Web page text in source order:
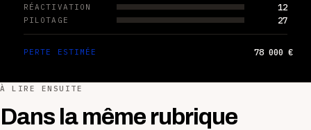
RÉACTIVATION 12
PILOTAGE 27
PERTE ESTIMÉE 78 000 €
À LIRE ENSUITE
Dans la même rubrique